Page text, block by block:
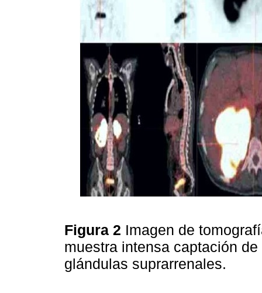
Figura 2 Imagen de
muestra intensa captación
glándulas suprarrenales.